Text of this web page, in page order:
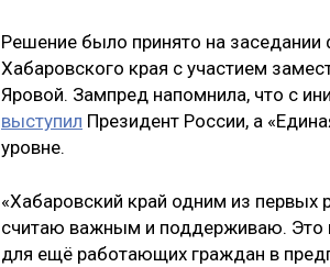
Решение было принято на
Хабаровского края с участием
Яровой. Зампред напомнила, что с
выступил Президент России, а
уровне.
«Хабаровский край одним из первых
считаю важным и поддерживаю. Это
для ещё работающих граждан в